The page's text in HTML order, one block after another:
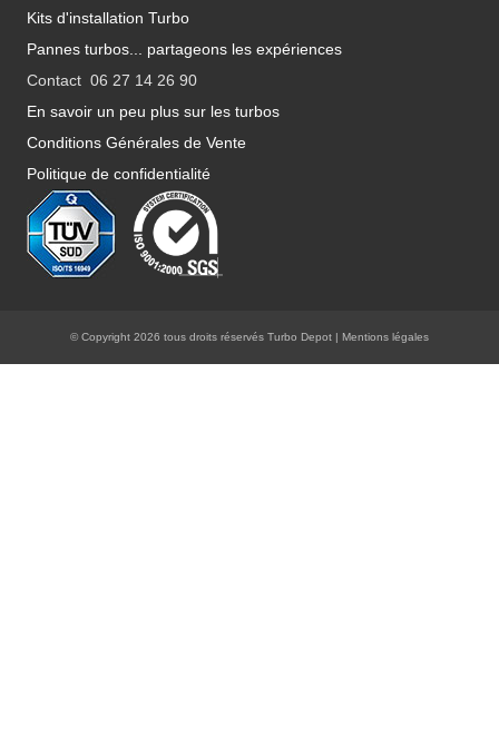
Kits d'installation Turbo
Pannes turbos... partageons les expériences
Contact 06 27 14 26 90
En savoir un peu plus sur les turbos
Conditions Générales de Vente
Politique de confidentialité
© Copyright 2026 tous droits réservés Turbo Depot | Mentions légales